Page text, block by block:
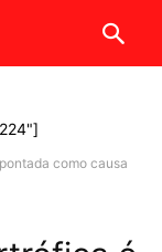
como causa